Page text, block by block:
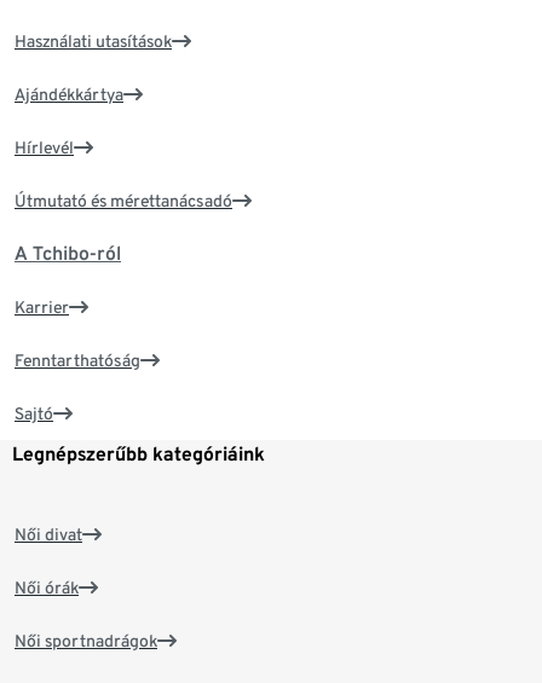
Használati utasítások
Ajándékkártya
Hírlevél
Útmutató és mérettanácsadó
A Tchibo-ról
Karrier
Fenntarthatóság
Sajtó
Legnépszerűbb kategóriáink
Női divat
Női órák
Női sportnadrágok